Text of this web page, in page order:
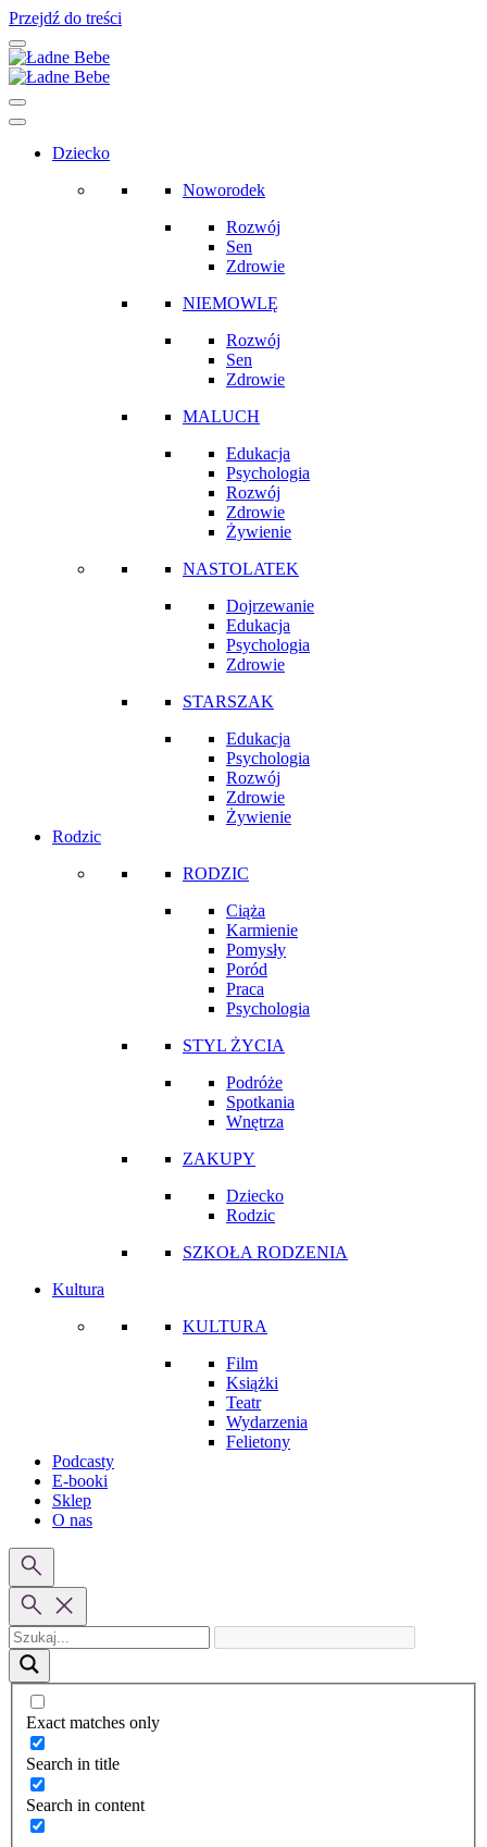
Przejdź do treści
Main
Navigation
Dziecko
Noworodek
Rozwój
Sen
Zdrowie
NIEMOWLĘ
Rozwój
Sen
Zdrowie
MALUCH
Edukacja
Psychologia
Rozwój
Zdrowie
Żywienie
NASTOLATEK
Dojrzewanie
Edukacja
Psychologia
Zdrowie
STARSZAK
Edukacja
Psychologia
Rozwój
Zdrowie
Żywienie
Rodzic
RODZIC
Ciąża
Karmienie
Pomysły
Poród
Praca
Psychologia
STYL ŻYCIA
Podróże
Spotkania
Wnętrza
ZAKUPY
Dziecko
Rodzic
SZKOŁA RODZENIA
Kultura
KULTURA
Film
Książki
Teatr
Wydarzenia
Felietony
Podcasty
E-booki
Sklep
O nas
Exact matches only
Search in title
Search in content